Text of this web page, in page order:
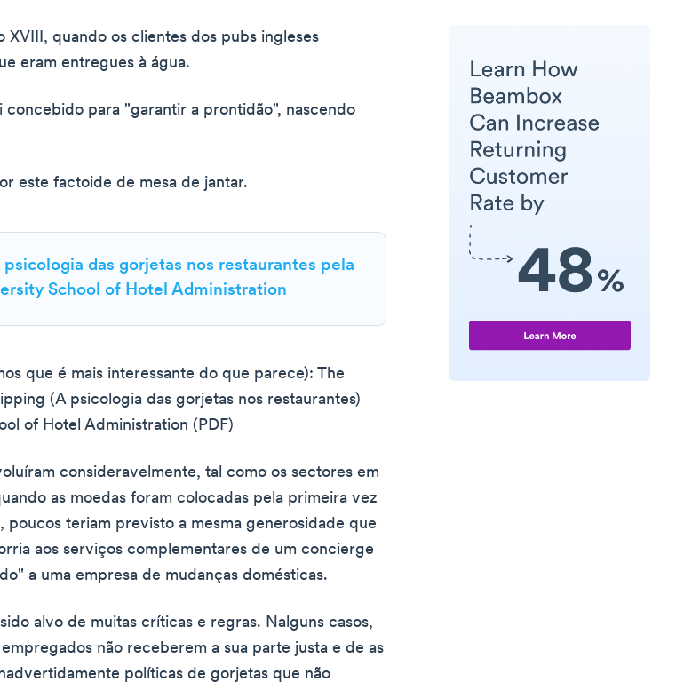
XVIII, quando os clientes dos pubs ingleses
eram entregues à água.
concebido para "garantir a prontidão", nascendo
este factoide de mesa de jantar.
psicologia das gorjetas nos restaurantes pela
School of Hotel Administration
que é mais interessante do que parece): The
(A psicologia das gorjetas nos restaurantes)
of Hotel Administration (PDF)
consideravelmente, tal como os sectores em
as moedas foram colocadas pela primeira vez
poucos teriam previsto a mesma generosidade que
aos serviços complementares de um concierge
a uma empresa de mudanças domésticas.
alvo de muitas críticas e regras. Nalguns casos,
não receberem a sua parte justa e de as
políticas de gorjetas que não